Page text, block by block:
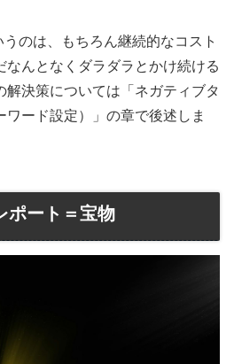
のは、もちろん継続的なコスト
なんとなくダラダラとかけ続ける
解決策については「ネガティブタ
ワード設定）」の章で後述しま
ポート＝宝物